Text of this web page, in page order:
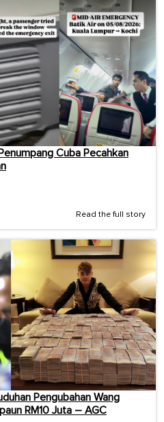
Cuba Pecahkan
Read the full story
Pengubahan Wang
RM10 Juta – AGC